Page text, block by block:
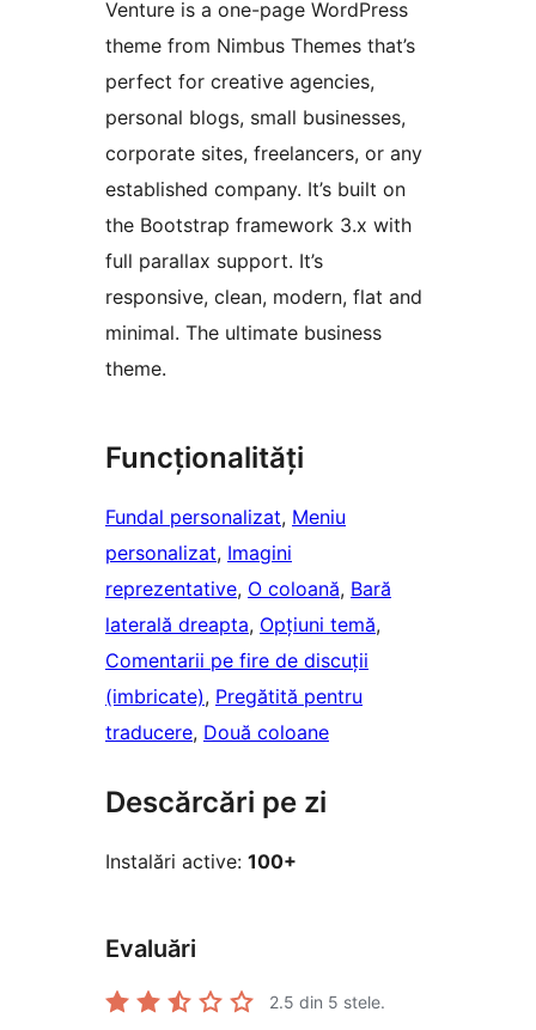
Venture is a one-page WordPress
theme from Nimbus Themes that’s
perfect for creative agencies,
personal blogs, small businesses,
corporate sites, freelancers, or any
established company. It’s built on
the Bootstrap framework 3.x with
full parallax support. It’s
responsive, clean, modern, flat and
minimal. The ultimate business
theme.
Funcționalități
Fundal personalizat, Meniu
personalizat, Imagini
reprezentative, O coloană, Bară
laterală dreapta, Opțiuni temă
Comentarii pe fire de discuții
(imbricate), Pregătită pentru
traducere, Două coloane
Descărcări pe zi
Instalări active: 100+
Evaluări
2.5 din 5 stele.